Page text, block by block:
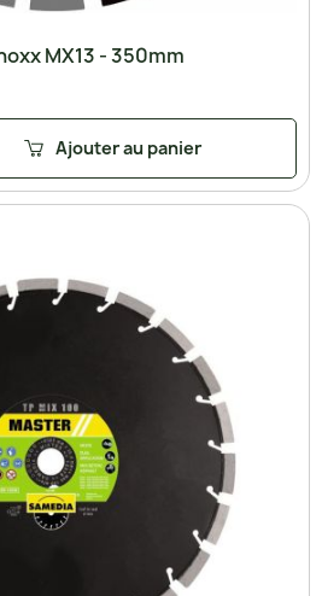
MX13 - 350mm
Ajouter au panier